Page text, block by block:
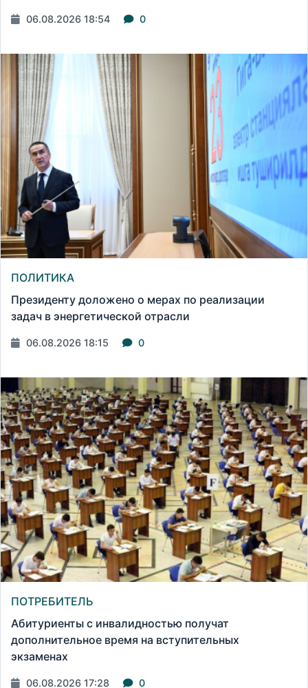
06.08.2026 18:54 0
ПОЛИТИКА
Президенту доложено о мерах по реализации
задач в энергетической отрасли
06.08.2026 18:15 0
ПОТРЕБИТЕЛЬ
Абитуриенты с инвалидностью получат
дополнительное время на вступительных
экзаменах
06.08.2026 17:28 0